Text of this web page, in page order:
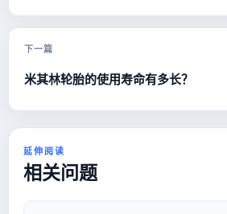
下一篇
米其林轮胎的使用寿命有多长？
延伸阅读
相关问题